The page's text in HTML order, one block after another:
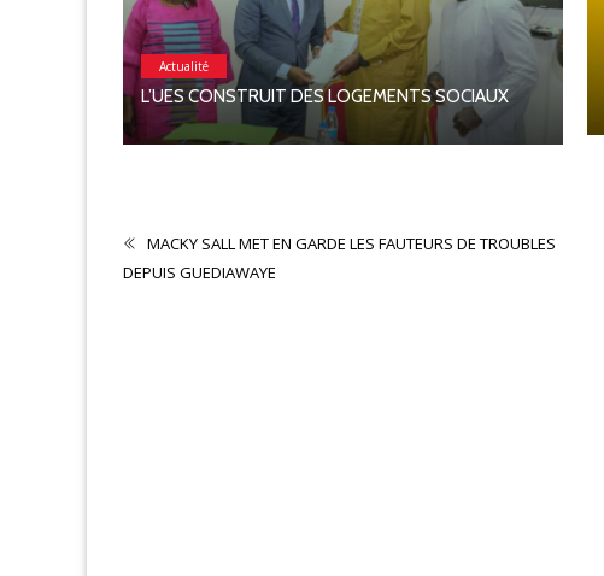
Actualité
L’UES CONSTRUIT DES LOGEMENTS SOCIAUX
MACKY SALL MET EN GARDE LES FAUTEURS DE TROUBLES
DEPUIS GUEDIAWAYE